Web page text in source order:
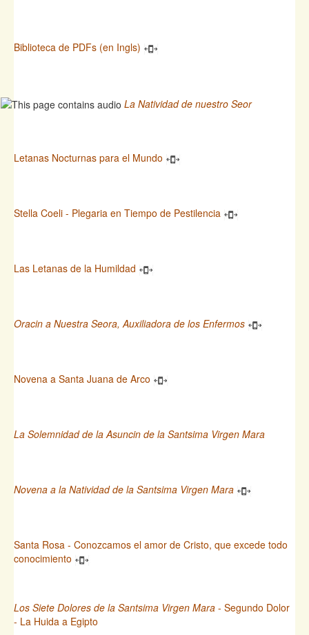
Biblioteca de PDFs (en Ingls)
La Natividad de nuestro Seor
Letanas Nocturnas para el Mundo
Stella Coeli - Plegaria en Tiempo de Pestilencia
Las Letanas de la Humildad
Oracin a Nuestra Seora, Auxiliadora de los Enfermos
Novena a Santa Juana de Arco
La Solemnidad de la Asuncin de la Santsima Virgen Mara
Novena a la Natividad de la Santsima Virgen Mara
Santa Rosa - Conozcamos el amor de Cristo, que excede todo
conocimiento
Los Siete Dolores de la Santsima Virgen Mara - Segundo Dolor
- La Huida a Egipto